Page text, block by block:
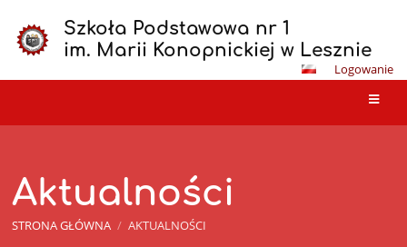
Szkoła Podstawowa nr 1
im. Marii Konopnickiej w Lesznie
Logowanie
Aktualności
STRONA GŁÓWNA / AKTUALNOŚCI